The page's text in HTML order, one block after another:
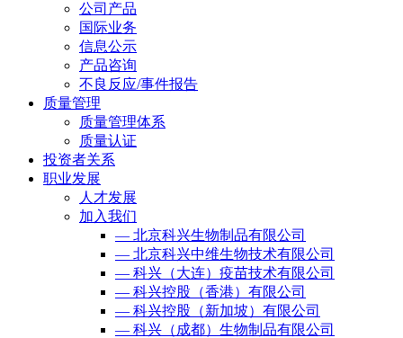
公司产品
国际业务
信息公示
产品咨询
不良反应/事件报告
质量管理
质量管理体系
质量认证
投资者关系
职业发展
人才发展
加入我们
— 北京科兴生物制品有限公司
— 北京科兴中维生物技术有限公司
— 科兴（大连）疫苗技术有限公司
— 科兴控股（香港）有限公司
— 科兴控股（新加坡）有限公司
— 科兴（成都）生物制品有限公司